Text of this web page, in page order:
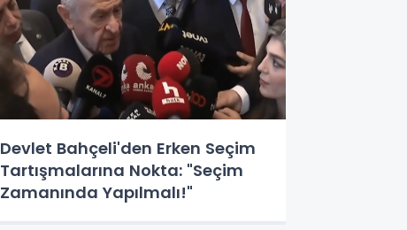
Devlet Bahçeli'den Erken Seçim
Tartışmalarına Nokta: "Seçim
Zamanında Yapılmalı!"